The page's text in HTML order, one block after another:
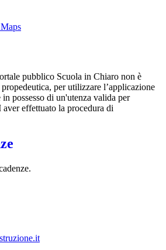
pubblico Scuola in Chiaro non è
per utilizzare l’applicazione
in possesso di un'utenza valida per
effettuato la procedura di